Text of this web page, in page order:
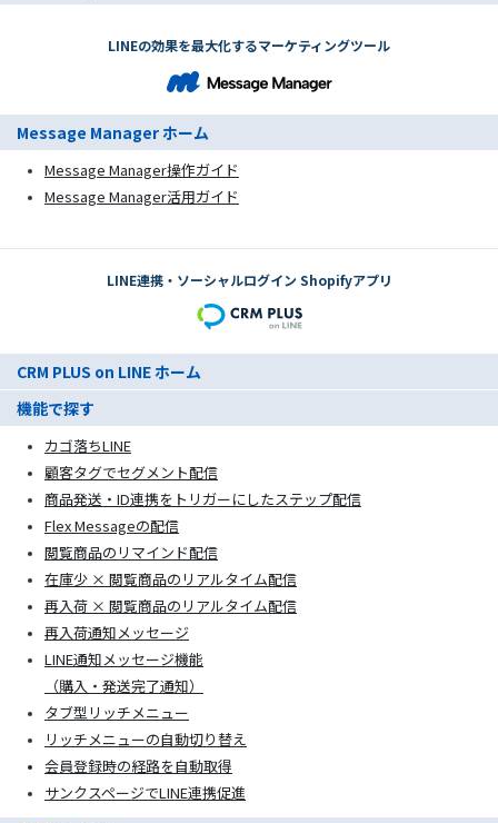
LINEの効果を最大化するマーケティングツール
Message Manager ホーム
Message Manager操作ガイド
Message Manager活用ガイド
LINE連携・ソーシャルログイン Shopifyアプリ
CRM PLUS on LINE ホーム
機能で探す
カゴ落ちLINE
顧客タグでセグメント配信
商品発送・ID連携をトリガーにしたステップ配信
Flex Messageの配信
閲覧商品のリマインド配信
在庫少 × 閲覧商品のリアルタイム配信
再入荷 × 閲覧商品のリアルタイム配信
再入荷通知メッセージ
LINE通知メッセージ機能
（購入・発送完了通知）
タブ型リッチメニュー
リッチメニューの自動切り替え
会員登録時の経路を自動取得
サンクスページでLINE連携促進